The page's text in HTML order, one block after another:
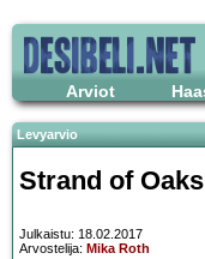
Arviot
Levyarvio
Strand of
Julkaistu: 18.02.2017
Arvostelija: Mika Roth